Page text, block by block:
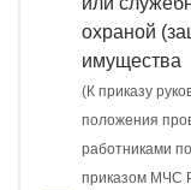
охраной
имущества
(К приказу
положения
работниками
приказом МЧС